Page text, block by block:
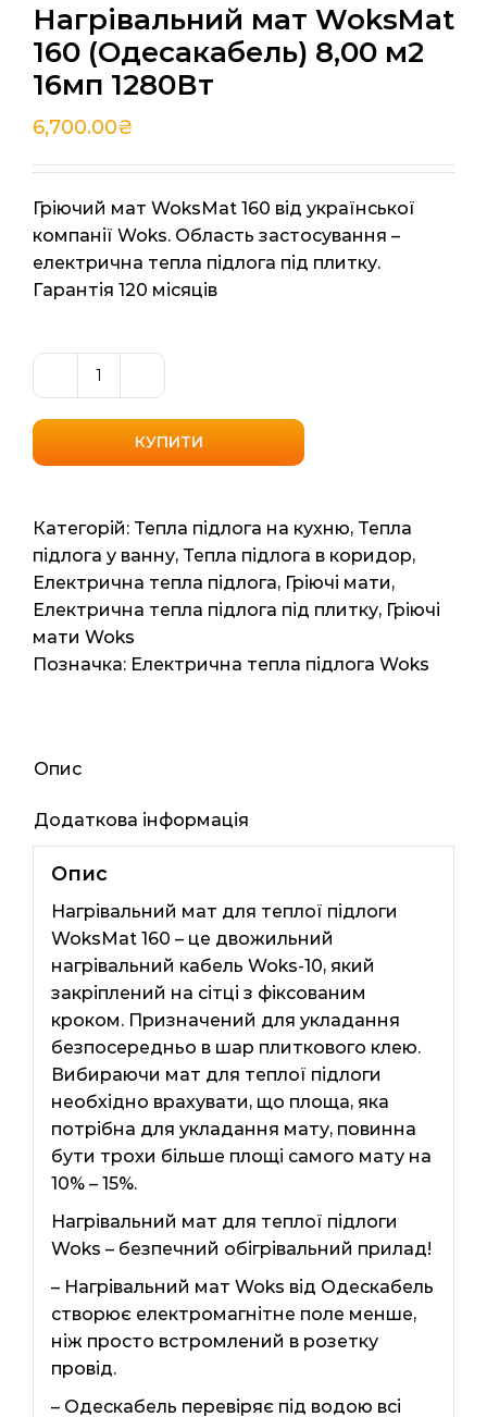
Нагрівальний мат WoksMat
160 (Одесакабель) 8,00 м2
16мп 1280Вт
6,700.00₴
Гріючий мат WoksMat 160 від української
компанії Woks. Область застосування –
електрична тепла підлога під плитку.
Гарантія 120 місяців
Нагрівальний
мат
WoksMat
160
8,00
м2
16мп
1280Вт
кількість
КУПИТИ
Категорій: Тепла підлога на кухню, Тепла
підлога у ванну, Тепла підлога в коридор,
Електрична тепла підлога, Гріючі мати,
Електрична тепла підлога під плитку, Гріючі
мати Woks
Позначка: Електрична тепла підлога Woks
Опис
Додаткова інформація
Опис
Нагрівальний мат для теплої підлоги
WoksMat 160 – це двожильний
нагрівальний кабель Woks-10, який
закріплений на сітці з фіксованим
кроком. Призначений для укладання
безпосередньо в шар плиткового клею.
Вибираючи мат для теплої підлоги
необхідно врахувати, що площа, яка
потрібна для укладання мату, повинна
бути трохи більше площі самого мату на
10% – 15%.
Нагрівальний мат для теплої підлоги
Woks – безпечний обігрівальний прилад!
– Нагрівальний мат Woks від Одескабель
створює електромагнітне поле менше,
ніж просто встромлений в розетку
провід.
– Одескабель перевіряє під водою всі